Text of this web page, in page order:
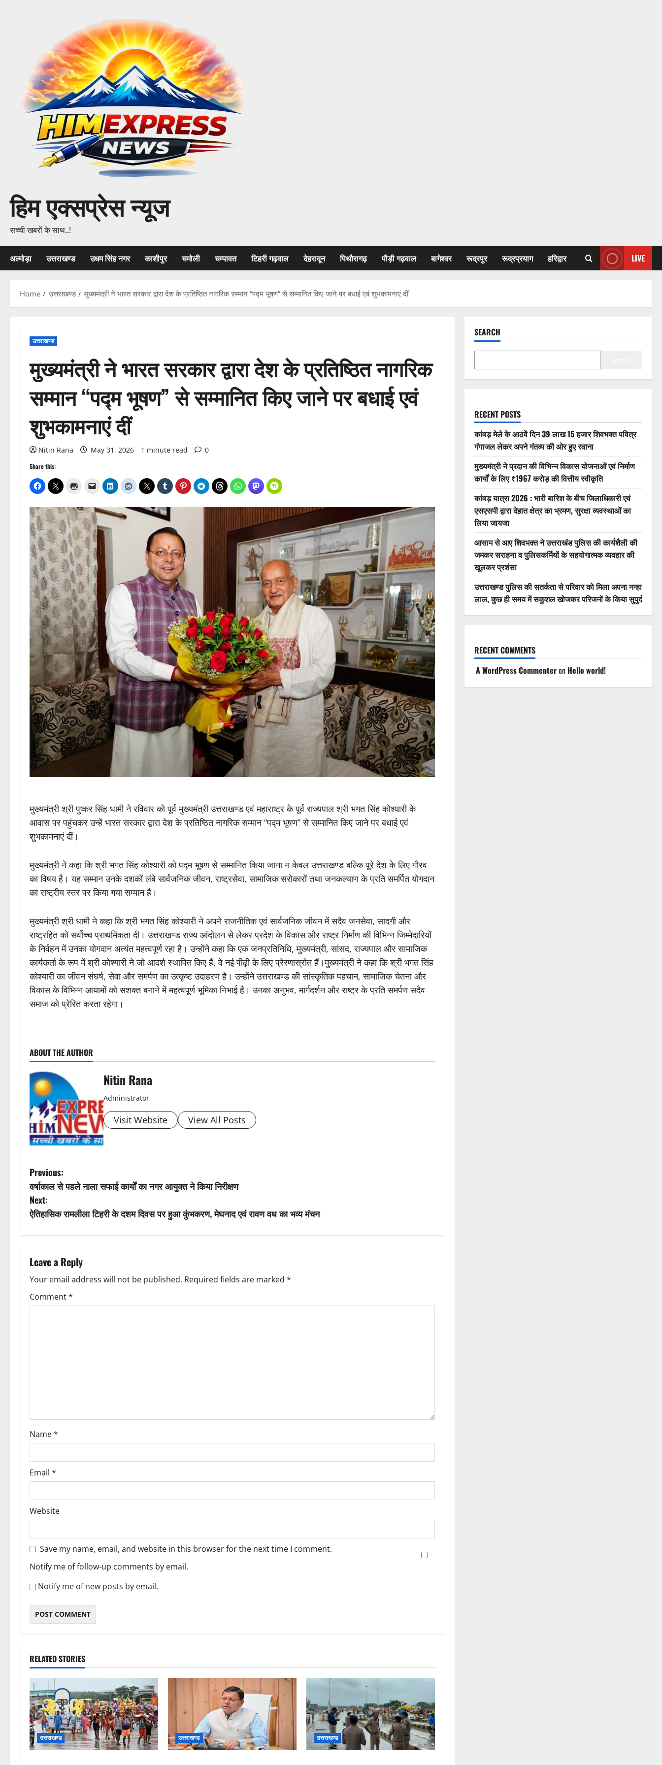
हिम एक्सप्रेस न्यूज
सच्ची खबरों के साथ..!
अल्मोड़ा उत्तराखण्ड उधम सिंह नगर काशीपुर चमोली चम्पावत टिहरी गढ़वाल देहरादून पिथौरागढ़ पौड़ी गढ़वाल बागेश्वर रूद्रपुर रूद्रप्रयाग हरिद्वार LIVE
Home उत्तराखण्ड मुख्यमंत्री ने भारत सरकार द्वारा देश के प्रतिष्ठित नागरिक सम्मान “पद्म भूषण” से सम्मानित किए जाने पर बधाई एवं शुभकामनाएं दीं
उत्तराखण्ड
मुख्यमंत्री ने भारत सरकार द्वारा देश के प्रतिष्ठित नागरिक
सम्मान “पद्म भूषण” से सम्मानित किए जाने पर बधाई एवं
शुभकामनाएं दीं
Nitin Rana May 31, 2026 1 minute read 0
Share this:
मुख्यमंत्री श्री पुष्कर सिंह धामी ने रविवार को पूर्व मुख्यमंत्री उत्तराखण्ड एवं महाराष्ट्र के पूर्व राज्यपाल श्री भगत सिंह कोश्यारी के
आवास पर पहुंचकर उन्हें भारत सरकार द्वारा देश के प्रतिष्ठित नागरिक सम्मान “पद्म भूषण” से सम्मानित किए जाने पर बधाई एवं
शुभकामनाएं दीं।
मुख्यमंत्री ने कहा कि श्री भगत सिंह कोश्यारी को पद्म भूषण से सम्मानित किया जाना न केवल उत्तराखण्ड बल्कि पूरे देश के लिए गौरव
का विषय है। यह सम्मान उनके दशकों लंबे सार्वजनिक जीवन, राष्ट्रसेवा, सामाजिक सरोकारों तथा जनकल्याण के प्रति समर्पित योगदान
का राष्ट्रीय स्तर पर किया गया सम्मान है।
मुख्यमंत्री श्री धामी ने कहा कि श्री भगत सिंह कोश्यारी ने अपने राजनीतिक एवं सार्वजनिक जीवन में सदैव जनसेवा, सादगी और
राष्ट्रहित को सर्वोच्च प्राथमिकता दी। उत्तराखण्ड राज्य आंदोलन से लेकर प्रदेश के विकास और राष्ट्र निर्माण की विभिन्न जिम्मेदारियों
के निर्वहन में उनका योगदान अत्यंत महत्वपूर्ण रहा है। उन्होंने कहा कि एक जनप्रतिनिधि, मुख्यमंत्री, सांसद, राज्यपाल और सामाजिक
कार्यकर्ता के रूप में श्री कोश्यारी ने जो आदर्श स्थापित किए हैं, वे नई पीढ़ी के लिए प्रेरणास्रोत हैं।मुख्यमंत्री ने कहा कि श्री भगत सिंह
कोश्यारी का जीवन संघर्ष, सेवा और समर्पण का उत्कृष्ट उदाहरण है। उन्होंने उत्तराखण्ड की सांस्कृतिक पहचान, सामाजिक चेतना और
विकास के विभिन्न आयामों को सशक्त बनाने में महत्वपूर्ण भूमिका निभाई है। उनका अनुभव, मार्गदर्शन और राष्ट्र के प्रति समर्पण सदैव
समाज को प्रेरित करता रहेगा।
o
s
t
n
a
v
i
g
a
i
o
n
ABOUT THE AUTHOR
Nitin Rana
Administrator
Visit Website View All Posts
P
o
s
n
a
v
o
n
Previous:
वर्षाकाल से पहले नाला सफाई कार्यों का नगर आयुक्त ने किया निरीक्षण
Next:
ऐतिहासिक रामलीला टिहरी के दशम दिवस पर हुआ कुंभकरण, मेघनाद एवं रावण वध का भव्य मंचन
Leave a Reply
Your email address will not be published. Required fields are marked *
Comment*
Name*
Email *
Website
Save my name, email, and website in this browser for the next time I comment.
Notify me of follow-up comments by email.
Notify me of new posts by email.
RELATED STORIES
उत्तराखण्ड उत्तराखण्ड उत्तराखण्ड
SEARCH
RECENT POSTS
कांवड़ मेले के आठवें दिन 39 लाख 15 हजार शिवभक्त पवित्र
गंगाजल लेकर अपने गंतव्य की ओर हुए रवाना
मुख्यमंत्री ने प्रदान की विभिन्न विकास योजनाओं एवं निर्माण
कार्यों के लिए ₹1967 करोड़ की वित्तीय स्वीकृति
कांवड़ यात्रा 2026 : भारी बारिश के बीच जिलाधिकारी एवं
एसएसपी द्वारा देहात क्षेत्र का भ्रमण, सुरक्षा व्यवस्थाओं का
लिया जायजा
आसाम से आए शिवभक्त ने उत्तराखंड पुलिस की कार्यशैली की
जमकर सराहना व पुलिसकर्मियों के सहयोगात्मक व्यवहार की
खुलकर प्रशंसा
उत्तराखण्ड पुलिस की सतर्कता से परिवार को मिला अपना नन्हा
लाल, कुछ ही समय में सकुशल खोजकर परिजनों के किया सुपुर्द
RECENT COMMENTS
A WordPress Commenteron Hello world!